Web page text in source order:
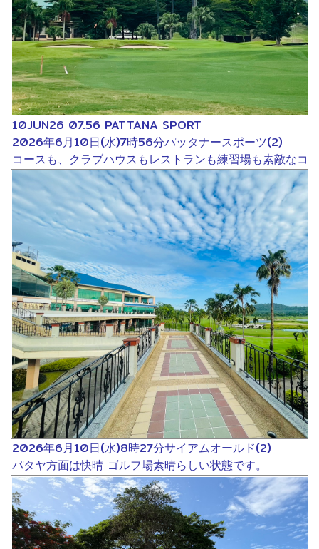
10JUN26 07.56 PATTANA SPORT
2026年6月10日(水)7時56分パッタナースポーツ(2)
コースも、クラブハウスもレストランも練習場も素敵なコ
2026年6月10日(水)8時27分サイアムオールド(2)
パタヤ方面は快晴 ゴルフ場素晴らしい状態です。